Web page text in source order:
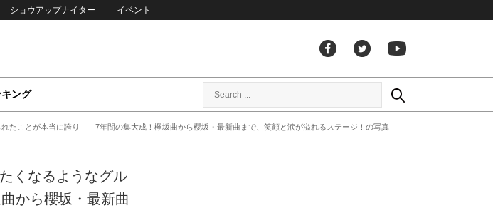
ショウアップナイター イベント
ング
たことが本当に誇り」 7年間の集大成！欅坂曲から櫻坂・最新曲まで、笑顔と涙が溢れるステージ！の写真
くなるようなグル
から櫻坂・最新曲